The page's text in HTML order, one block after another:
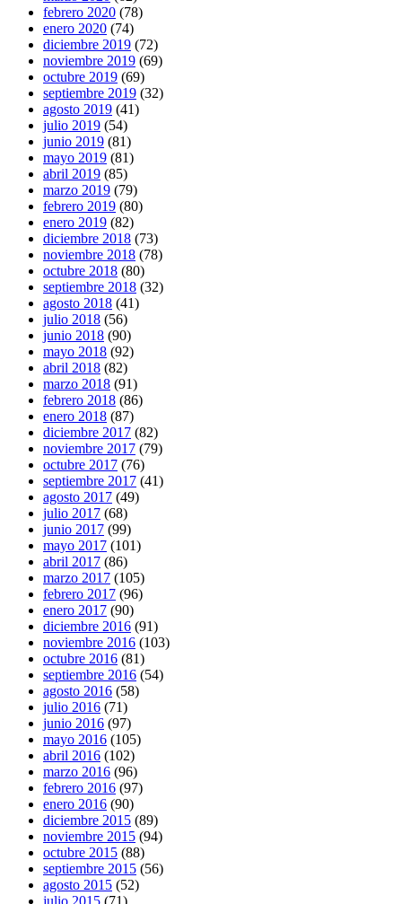
febrero 2020 (78)
enero 2020 (74)
diciembre 2019 (72)
noviembre 2019 (69)
octubre 2019 (69)
septiembre 2019 (32)
agosto 2019 (41)
julio 2019 (54)
junio 2019 (81)
mayo 2019 (81)
abril 2019 (85)
marzo 2019 (79)
febrero 2019 (80)
enero 2019 (82)
diciembre 2018 (73)
noviembre 2018 (78)
octubre 2018 (80)
septiembre 2018 (32)
agosto 2018 (41)
julio 2018 (56)
junio 2018 (90)
mayo 2018 (92)
abril 2018 (82)
marzo 2018 (91)
febrero 2018 (86)
enero 2018 (87)
diciembre 2017 (82)
noviembre 2017 (79)
octubre 2017 (76)
septiembre 2017 (41)
agosto 2017 (49)
julio 2017 (68)
junio 2017 (99)
mayo 2017 (101)
abril 2017 (86)
marzo 2017 (105)
febrero 2017 (96)
enero 2017 (90)
diciembre 2016 (91)
noviembre 2016 (103)
octubre 2016 (81)
septiembre 2016 (54)
agosto 2016 (58)
julio 2016 (71)
junio 2016 (97)
mayo 2016 (105)
abril 2016 (102)
marzo 2016 (96)
febrero 2016 (97)
enero 2016 (90)
diciembre 2015 (89)
noviembre 2015 (94)
octubre 2015 (88)
septiembre 2015 (56)
agosto 2015 (52)
julio 2015 (71)